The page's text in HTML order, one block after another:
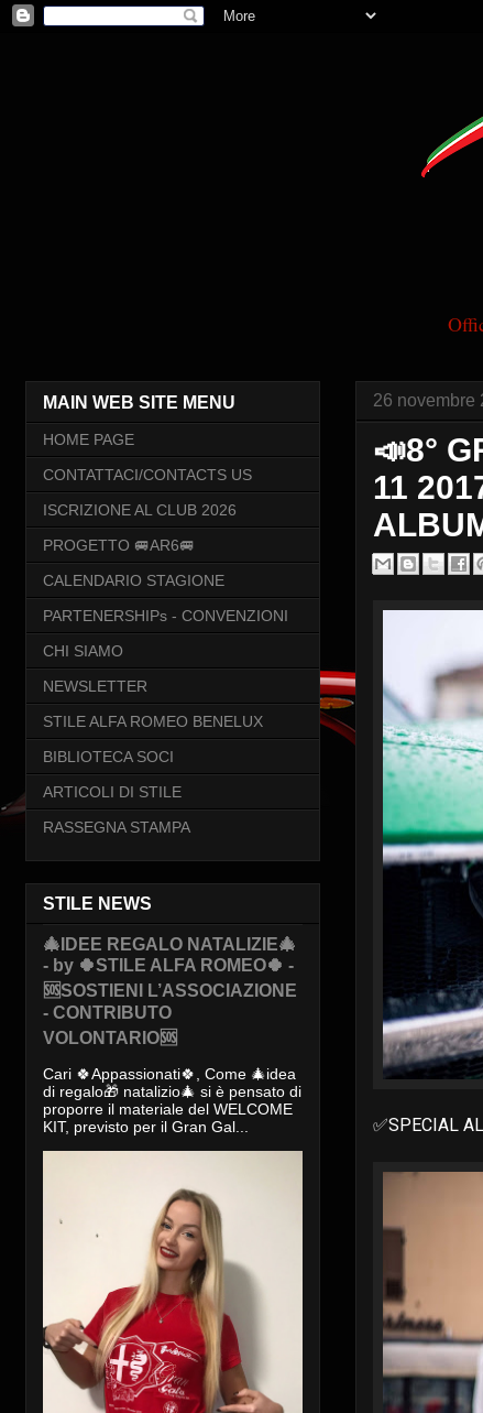
26 novembre
📣8°
11
✅SPECIAL
MAIN WEB SITE MENU
HOME PAGE
CONTATTACI/CONTACTS US
ISCRIZIONE AL CLUB 2026
PROGETTO 🚐AR6🚐
CALENDARIO STAGIONE
PARTENERSHIPs - CONVENZIONI
CHI SIAMO
NEWSLETTER
STILE ALFA ROMEO BENELUX
BIBLIOTECA SOCI
ARTICOLI DI STILE
RASSEGNA STAMPA
STILE NEWS
🎄IDEE REGALO NATALIZIE🎄
- by 🍀STILE ALFA ROMEO🍀 -
🆘SOSTIENI L’ASSOCIAZIONE
- CONTRIBUTO
VOLONTARIO🆘
Cari 🍀Appassionati🍀, Come 🎄idea
di regalo🎁 natalizio🎄 si è pensato di
proporre il materiale del WELCOME
KIT, previsto per il Gran Gal...